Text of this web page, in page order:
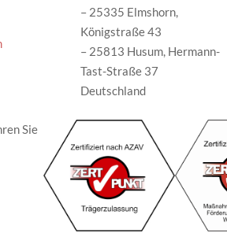
– 25335 Elmshorn,
Königstraße 43
– 25813 Husum, Hermann-
Tast-Straße 37
Deutschland
Sie